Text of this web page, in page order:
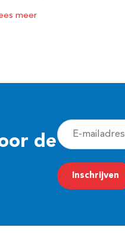
meer
de
E
-
m
a
Inschrijven